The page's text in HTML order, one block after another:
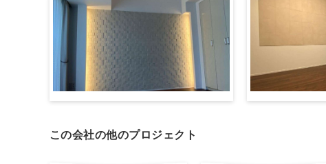
この会社の他のプロジェクト